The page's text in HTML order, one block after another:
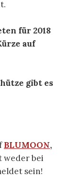
für 2018
auf
gibt es
BLUMOON,
weder bei
sein!